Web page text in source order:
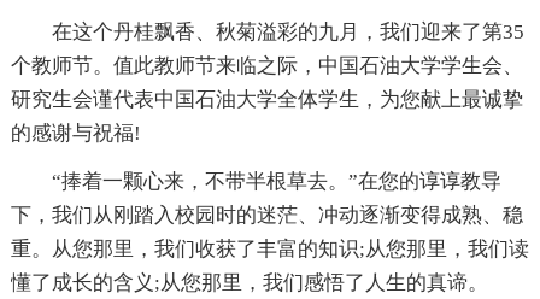
在这个丹桂飘香、秋菊溢彩的九月，我们迎来了第35
个教师节。值此教师节来临之际，中国石油大学学生会、
研究生会谨代表中国石油大学全体学生，为您献上最诚挚
的感谢与祝福!
“捧着一颗心来，不带半根草去。”在您的谆谆教导
下，我们从刚踏入校园时的迷茫、冲动逐渐变得成熟、稳
重。从您那里，我们收获了丰富的知识;从您那里，我们读
懂了成长的含义;从您那里，我们感悟了人生的真谛。